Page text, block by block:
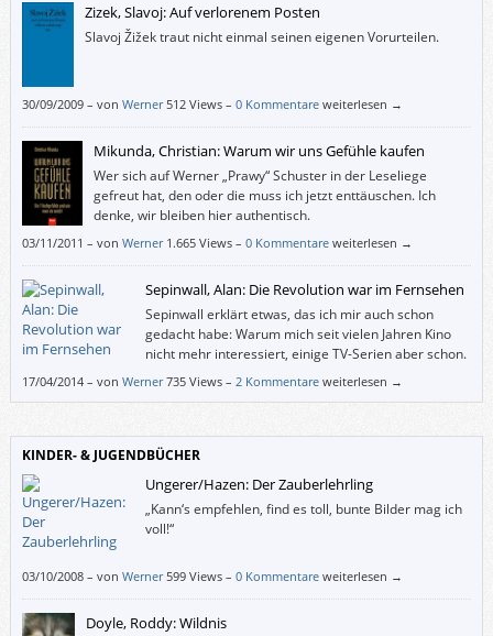
Zizek, Slavoj: Auf verlorenem Posten
Slavoj Žižek traut nicht einmal seinen eigenen Vorurteilen.
30/09/2009– von Werner 512 Views – 0 Kommentare weiterlesen →
Mikunda, Christian: Warum wir uns Gefühle kaufen
Wer sich auf Werner „Prawy“ Schuster in der Leseliege
gefreut hat, den oder die muss ich jetzt enttäuschen. Ich
denke, wir bleiben hier authentisch.
03/11/2011 – von Werner 1.665 Views – 0 Kommentare weiterlesen →
Sepinwall, Alan: Die Revolution war im Fernsehen
Sepinwall erklärt etwas, das ich mir auch schon
gedacht habe: Warum mich seit vielen Jahren Kino
nicht mehr interessiert, einige TV-Serien aber schon.
– Unter anderem weil Bezahl- oder Privatsender in
17/04/2014– von Werner 735 Views – 2 Kommentare weiterlesen →
KINDER- & JUGENDBÜCHER
Ungerer/Hazen: Der Zauberlehrling
„Kann‘s empfehlen, find es toll, bunte Bilder mag ich
voll!“
03/10/2008– von Werner 599 Views – 0 Kommentare weiterlesen →
Doyle, Roddy: Wildnis